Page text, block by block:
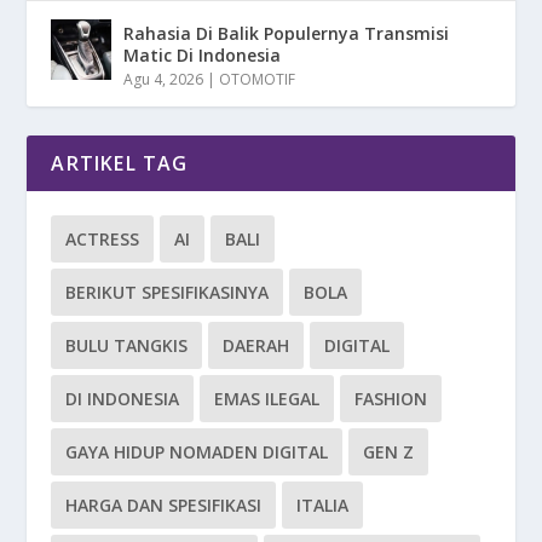
Rahasia Di Balik Populernya Transmisi
Matic Di Indonesia
Agu 4, 2026 | OTOMOTIF
ARTIKEL TAG
ACTRESS AI BALI
BERIKUT SPESIFIKASINYA BOLA
BULU TANGKIS DAERAH DIGITAL
DI INDONESIA EMAS ILEGAL FASHION
GAYA HIDUP NOMADEN DIGITAL GEN Z
HARGA DAN SPESIFIKASI ITALIA